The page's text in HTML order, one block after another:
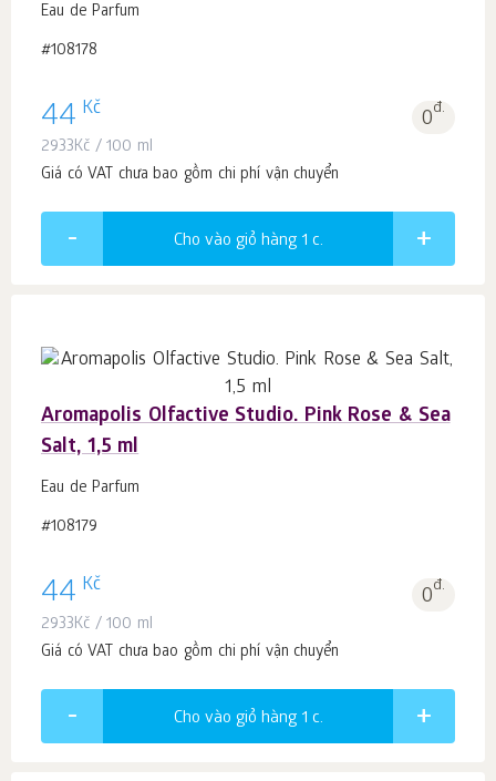
Eau de Parfum
#108178
44 Kč 0đ.
2933Kč / 100 ml
Giá có VAT chưa bao gồm chi phí vận chuyển
Cho vào giỏ hàng 1 c.
Aromapolis Olfactive Studio. Pink Rose & Sea
Salt, 1,5 ml
Eau de Parfum
#108179
44 Kč 0đ.
2933Kč / 100 ml
Giá có VAT chưa bao gồm chi phí vận chuyển
Cho vào giỏ hàng 1 c.